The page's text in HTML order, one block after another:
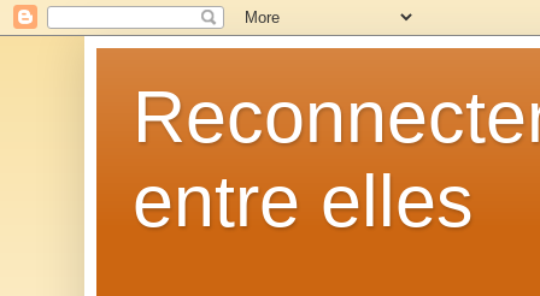
entre elles